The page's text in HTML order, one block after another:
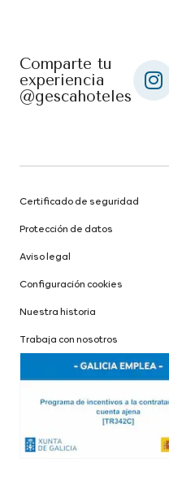
Comparte tu
experiencia
@gescahoteles
Certificado de seguridad
Protección de datos
Aviso legal
Configuración cookies
Nuestra historia
Trabaja con nosotros